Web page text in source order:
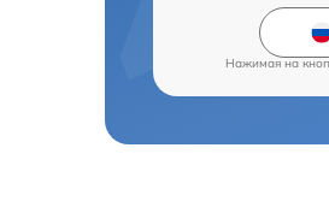
Нажимая на